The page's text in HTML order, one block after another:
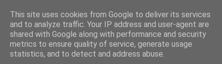
This site uses cookies from Google to deliver its services
and to analyze traffic. Your IP address and user-agent are
shared with Google along with performance and security
metrics to ensure quality of service, generate usage
statistics, and to detect and address abuse.